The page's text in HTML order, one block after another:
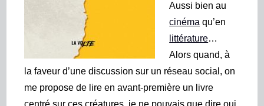
Aussi bien au
cinéma qu’en
littérature…
Alors quand, à
la faveur d’une discussion sur un réseau social, on
me propose de lire en avant-première un livre
centré sur ces créatures, je ne pouvais que dire oui.